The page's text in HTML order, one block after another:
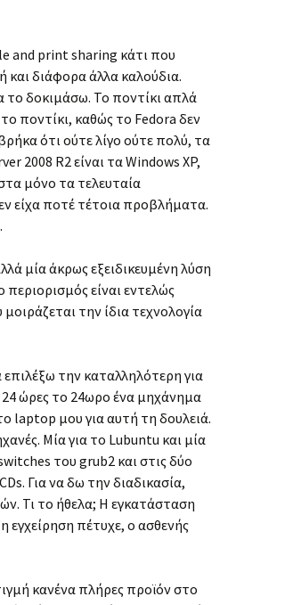
and print sharing κάτι που
και διάφορα άλλα καλούδια.
το δοκιμάσω. Το ποντίκι απλά
ποντίκι, καθώς το Fedora δεν
ότι ούτε λίγο ούτε πολύ, τα
2008 R2 είναι τα Windows XP,
μόνο τα τελευταία
είχα ποτέ τέτοια προβλήματα.
μία άκρως εξειδικευμένη λύση
είναι εντελώς
την ίδια τεχνολογία
την καταλληλότερη για
ώρες το 24ωρο ένα μηχάνημα
laptop μου για αυτή τη δουλειά.
Μία για το Lubuntu και μία
του grub2 και στις δύο
Για να δω την διαδικασία,
Τι το ήθελα; Η εγκατάσταση
εγχείρηση πέτυχε, ο ασθενής
κανένα πλήρες προϊόν στο